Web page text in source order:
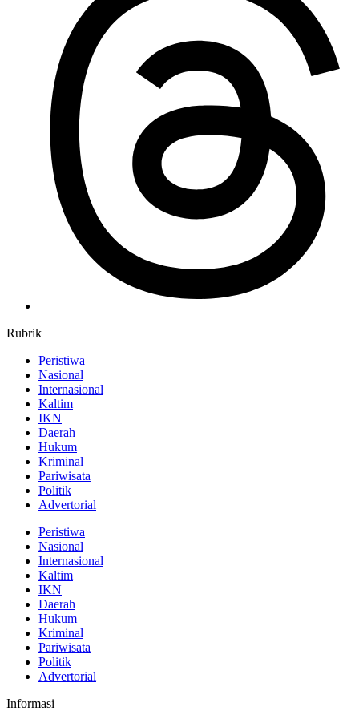
Rubrik
Peristiwa
Nasional
Internasional
Kaltim
IKN
Daerah
Hukum
Kriminal
Pariwisata
Politik
Advertorial
Peristiwa
Nasional
Internasional
Kaltim
IKN
Daerah
Hukum
Kriminal
Pariwisata
Politik
Advertorial
Informasi